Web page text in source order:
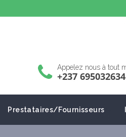
Appelez nous à tout
+237 695032634
Prestataires/Fournisseurs